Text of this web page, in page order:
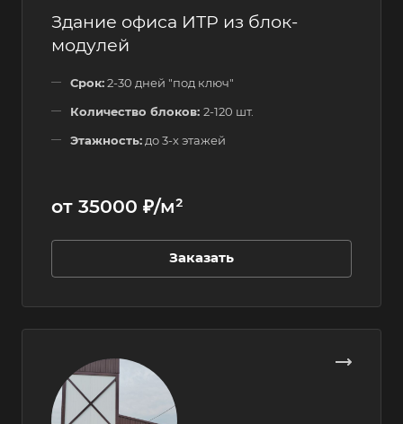
Здание офиса ИТР из блок-
модулей
Срок:2-30 дней "под ключ"
Количество блоков: 2-120 шт.
Этажность: до 3-х этажей
от 35000 ₽/м²
Заказать